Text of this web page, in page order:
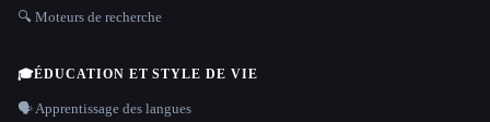
🔍 Moteurs de recherche
🎓ÉDUCATION ET STYLE DE VIE
🗣️ Apprentissage des langues